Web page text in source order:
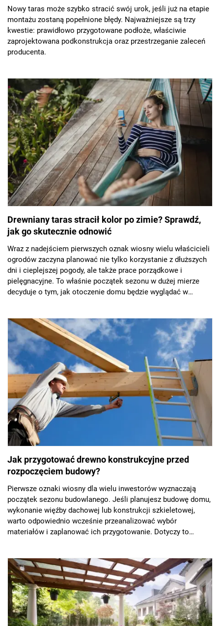
Nowy taras może szybko stracić swój urok, jeśli już na etapie
montażu zostaną popełnione błędy. Najważniejsze są trzy
kwestie: prawidłowo przygotowane podłoże, właściwie
zaprojektowana podkonstrukcja oraz przestrzeganie zaleceń
producenta.
Drewniany taras stracił kolor po zimie? Sprawdź,
jak go skutecznie odnowić
Wraz z nadejściem pierwszych oznak wiosny wielu właścicieli
ogrodów zaczyna planować nie tylko korzystanie z dłuższych
dni i cieplejszej pogody, ale także prace porządkowe i
pielęgnacyjne. To właśnie początek sezonu w dużej mierze
decyduje o tym, jak otoczenie domu będzie wyglądać w
ekspertem JAF Polska.
Jak przygotować drewno konstrukcyjne przed
rozpoczęciem budowy?
Pierwsze oznaki wiosny dla wielu inwestorów wyznaczają
początek sezonu budowlanego. Jeśli planujesz budowę domu,
wykonanie więźby dachowej lub konstrukcji szkieletowej,
warto odpowiednio wcześnie przeanalizować wybór
materiałów i zaplanować ich przygotowanie. Dotyczy to
konstrukcyjnego oferowana przez JAF Polska.